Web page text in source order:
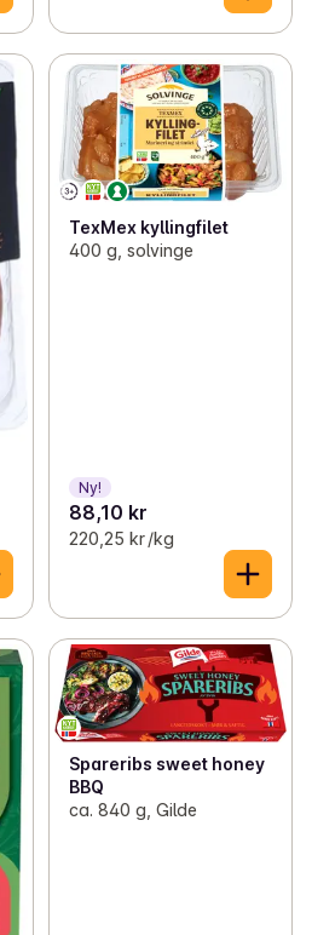
TexMex kyllingfilet
400 g, solvinge
Ny!
88,10 kr
220,25 kr /kg
Spareribs sweet honey
BBQ
ca. 840 g, Gilde